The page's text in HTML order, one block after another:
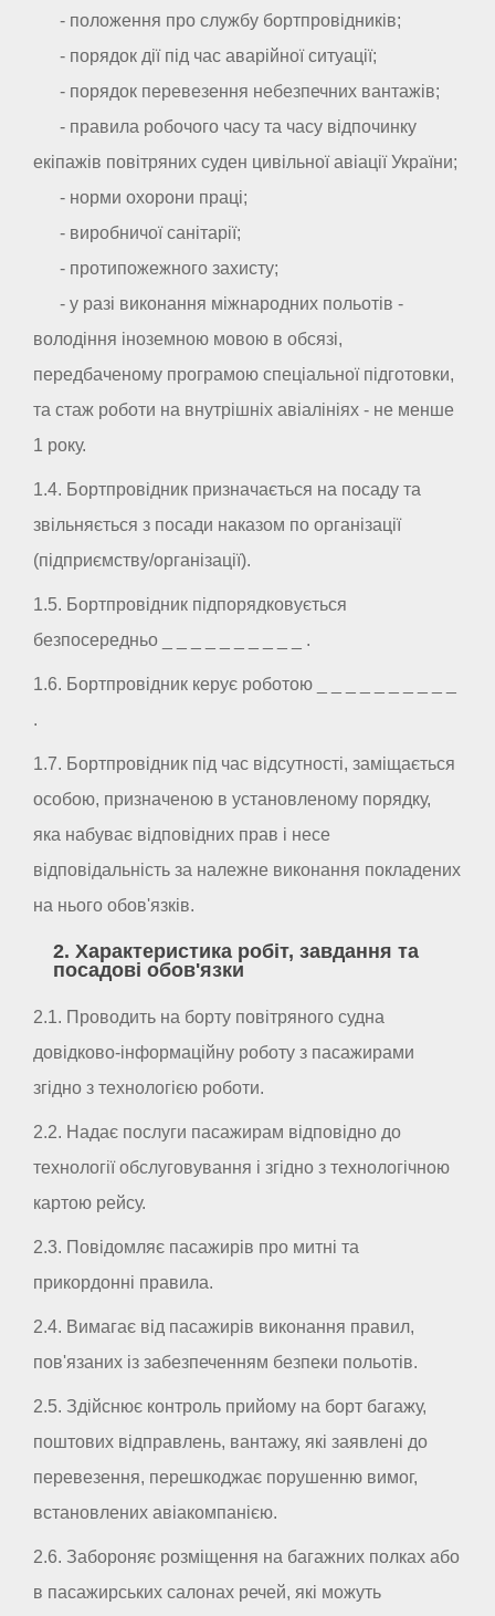
- положення про службу бортпровідників;
- порядок дії під час аварійної ситуації;
- порядок перевезення небезпечних вантажів;
- правила робочого часу та часу відпочинку
екіпажів повітряних суден цивільної авіації України;
- норми охорони праці;
- виробничої санітарії;
- протипожежного захисту;
- у разі виконання міжнародних польотів -
володіння іноземною мовою в обсязі,
передбаченому програмою спеціальної підготовки,
та стаж роботи на внутрішніх авіалініях - не менше
1 року.
1.4. Бортпровідник призначається на посаду та
звільняється з посади наказом по організації
(підприємству/організації).
1.5. Бортпровідник підпорядковується
безпосередньо _ _ _ _ _ _ _ _ _ _ .
1.6. Бортпровідник керує роботою _ _ _ _ _ _ _ _ _ _
.
1.7. Бортпровідник під час відсутності, заміщається
особою, призначеною в установленому порядку,
яка набуває відповідних прав і несе
відповідальність за належне виконання покладених
на нього обов'язків.
2. Характеристика робіт, завдання та
посадові обов'язки
2.1. Проводить на борту повітряного судна
довідково-інформаційну роботу з пасажирами
згідно з технологією роботи.
2.2. Надає послуги пасажирам відповідно до
технології обслуговування і згідно з технологічною
картою рейсу.
2.3. Повідомляє пасажирів про митні та
прикордонні правила.
2.4. Вимагає від пасажирів виконання правил,
пов'язаних із забезпеченням безпеки польотів.
2.5. Здійснює контроль прийому на борт багажу,
поштових відправлень, вантажу, які заявлені до
перевезення, перешкоджає порушенню вимог,
встановлених авіакомпанією.
2.6. Забороняє розміщення на багажних полках або
в пасажирських салонах речей, які можуть